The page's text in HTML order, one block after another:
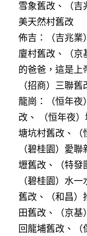
雪象舊改、（吉
美天然村舊改
佈吉：（吉兆業
廈村舊改、（京
的爸爸，這是上
（招商）三聯舊
龍崗：（恒年夜）
改、 （恒年夜）
塘坑村舊改、（
（碧桂園）愛
壢舊改、（特發
（碧桂園）水
舊改、（和昌
田舊改、（京基
回龍埔舊改、（